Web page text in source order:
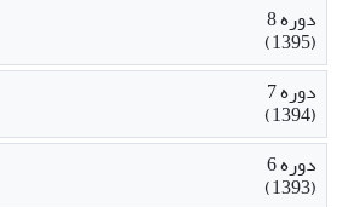
دوره 8
(1395)
دوره 7
(1394)
دوره 6
(1393)